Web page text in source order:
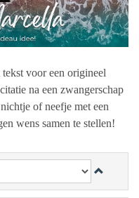
voor een origineel
na een zwangerschap
of neefje met een
wens samen te stellen!